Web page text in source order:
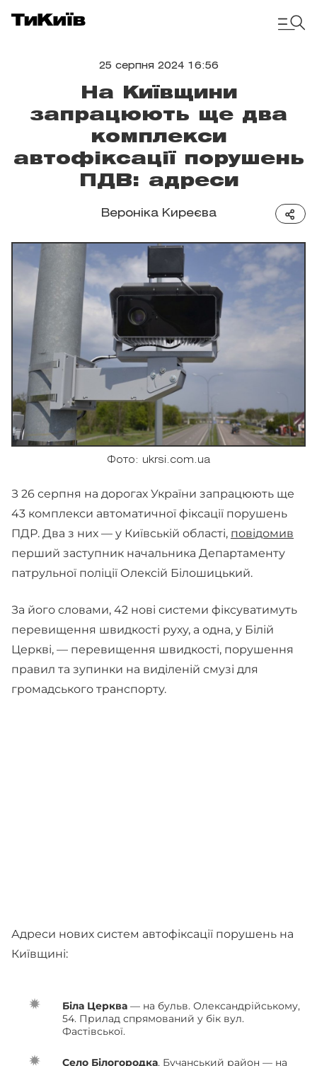
25 серпня 2024 16:56
На Київщини
запрацюють ще два
комплекси
автофіксації порушень
ПДВ: адреси
Вероніка Киреєва
Фото: ukrsi.com.ua
З 26 серпня на дорогах України запрацюють ще
43 комплекси автоматичної фіксації порушень
ПДР. Два з них — у Київській області, повідомив
перший заступник начальника Департаменту
патрульної поліції Олексій Білошицький.
За його словами, 42 нові системи фіксуватимуть
перевищення швидкості руху, а одна, у Білій
Церкві, — перевищення швидкості, порушення
правил та зупинки на виділеній смузі для
громадського транспорту.
Адреси нових систем автофіксації порушень на
Київщині:
Біла Церква — на бульв. Олександрійському,
54. Прилад спрямований у бік вул.
Фастівської.
Село Білогородка, Бучанський район — на